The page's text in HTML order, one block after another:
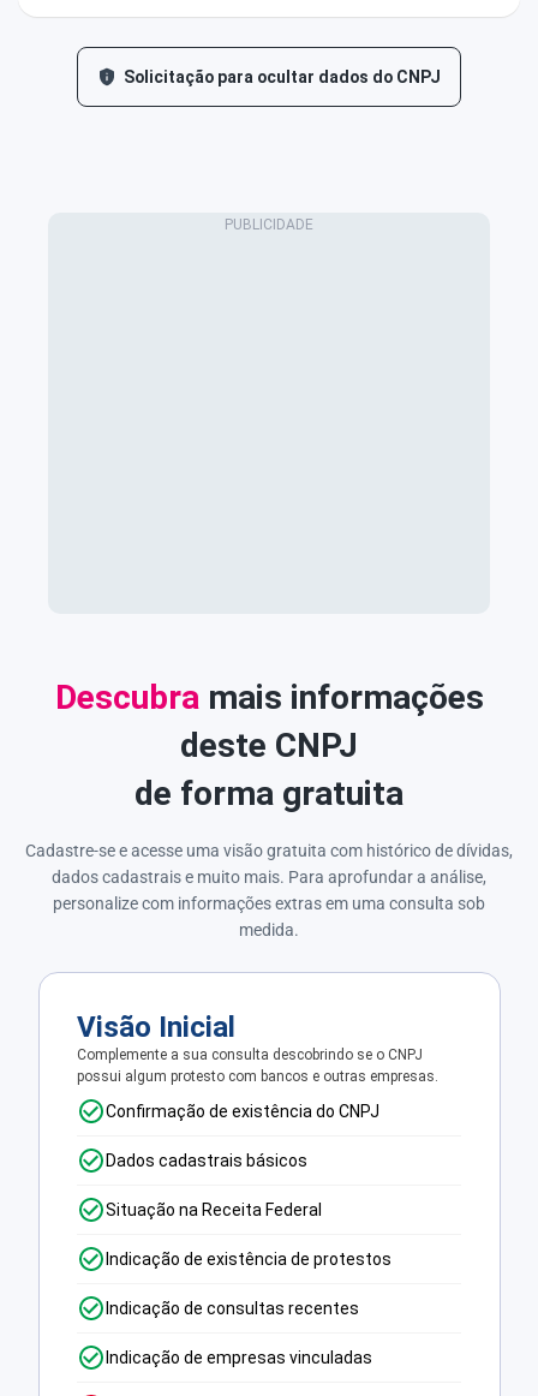
Solicitação para ocultar dados do CNPJ
Descubra mais informações
deste CNPJ
de forma gratuita
Cadastre-se e acesse uma visão gratuita com histórico de dívidas,
dados cadastrais e muito mais. Para aprofundar a análise,
personalize com informações extras em uma consulta sob
medida.
Visão Inicial
Complemente a sua consulta descobrindo se o CNPJ
possui algum protesto com bancos e outras empresas.
Confirmação de existência do CNPJ
Dados cadastrais básicos
Situação na Receita Federal
Indicação de existência de protestos
Indicação de consultas recentes
Indicação de empresas vinculadas